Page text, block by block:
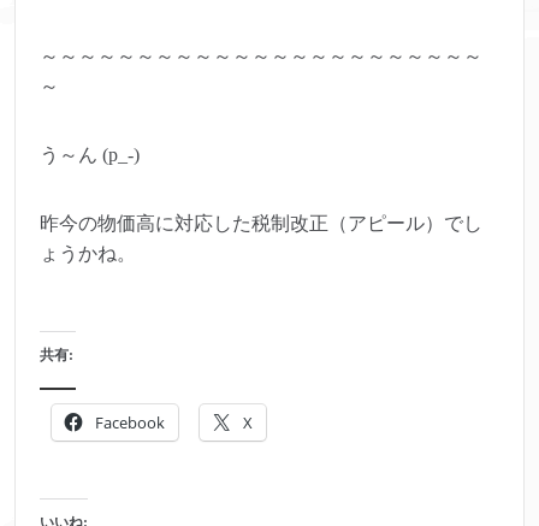
～～～～～～～～～～～～～～～～～～～～～～～
～
う～ん (p_-)
昨今の物価高に対応した税制改正（アピール）でし
ょうかね。
共有:
Facebook X